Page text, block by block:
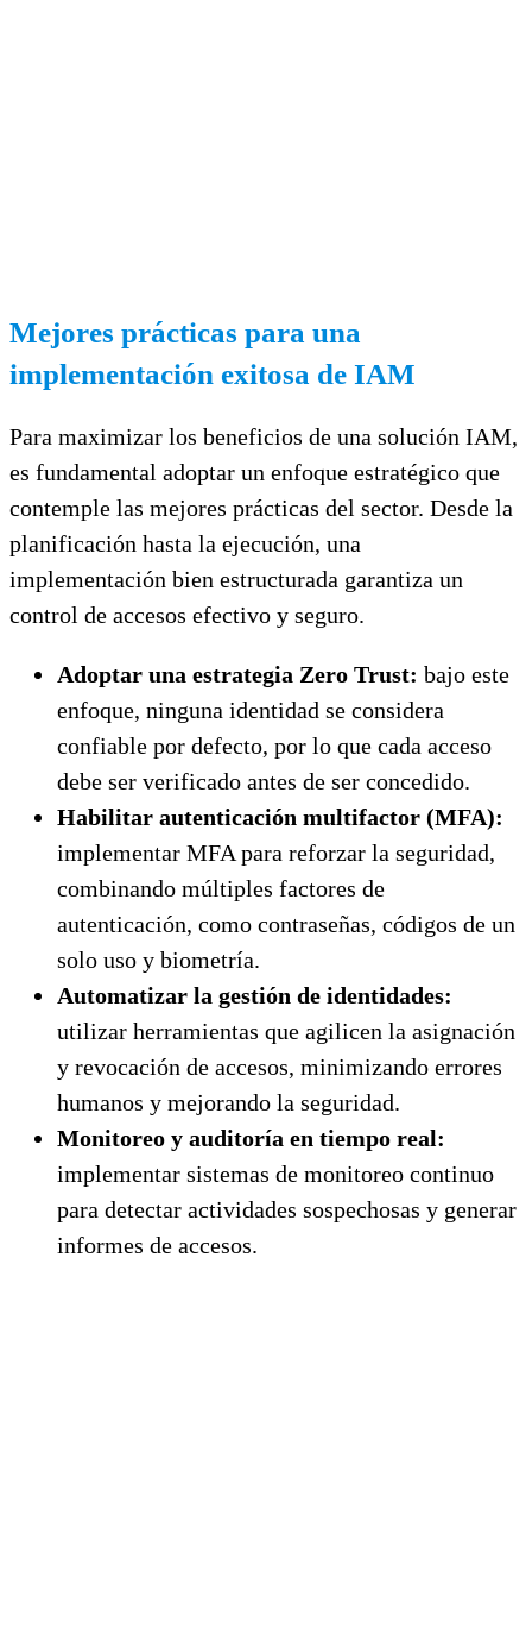
Mejores prácticas para una
implementación exitosa de IAM
Para maximizar los beneficios de una solución IAM,
es fundamental adoptar un enfoque estratégico que
contemple las mejores prácticas del sector. Desde la
planificación hasta la ejecución, una
implementación bien estructurada garantiza un
control de accesos efectivo y seguro.
Adoptar una estrategia Zero Trust: bajo este
enfoque, ninguna identidad se considera
confiable por defecto, por lo que cada acceso
debe ser verificado antes de ser concedido.
Habilitar autenticación multifactor (MFA):
implementar MFA para reforzar la seguridad,
combinando múltiples factores de
autenticación, como contraseñas, códigos de un
solo uso y biometría.
Automatizar la gestión de identidades:
utilizar herramientas que agilicen la asignación
y revocación de accesos, minimizando errores
humanos y mejorando la seguridad.
Monitoreo y auditoría en tiempo real:
implementar sistemas de monitoreo continuo
para detectar actividades sospechosas y generar
informes de accesos.